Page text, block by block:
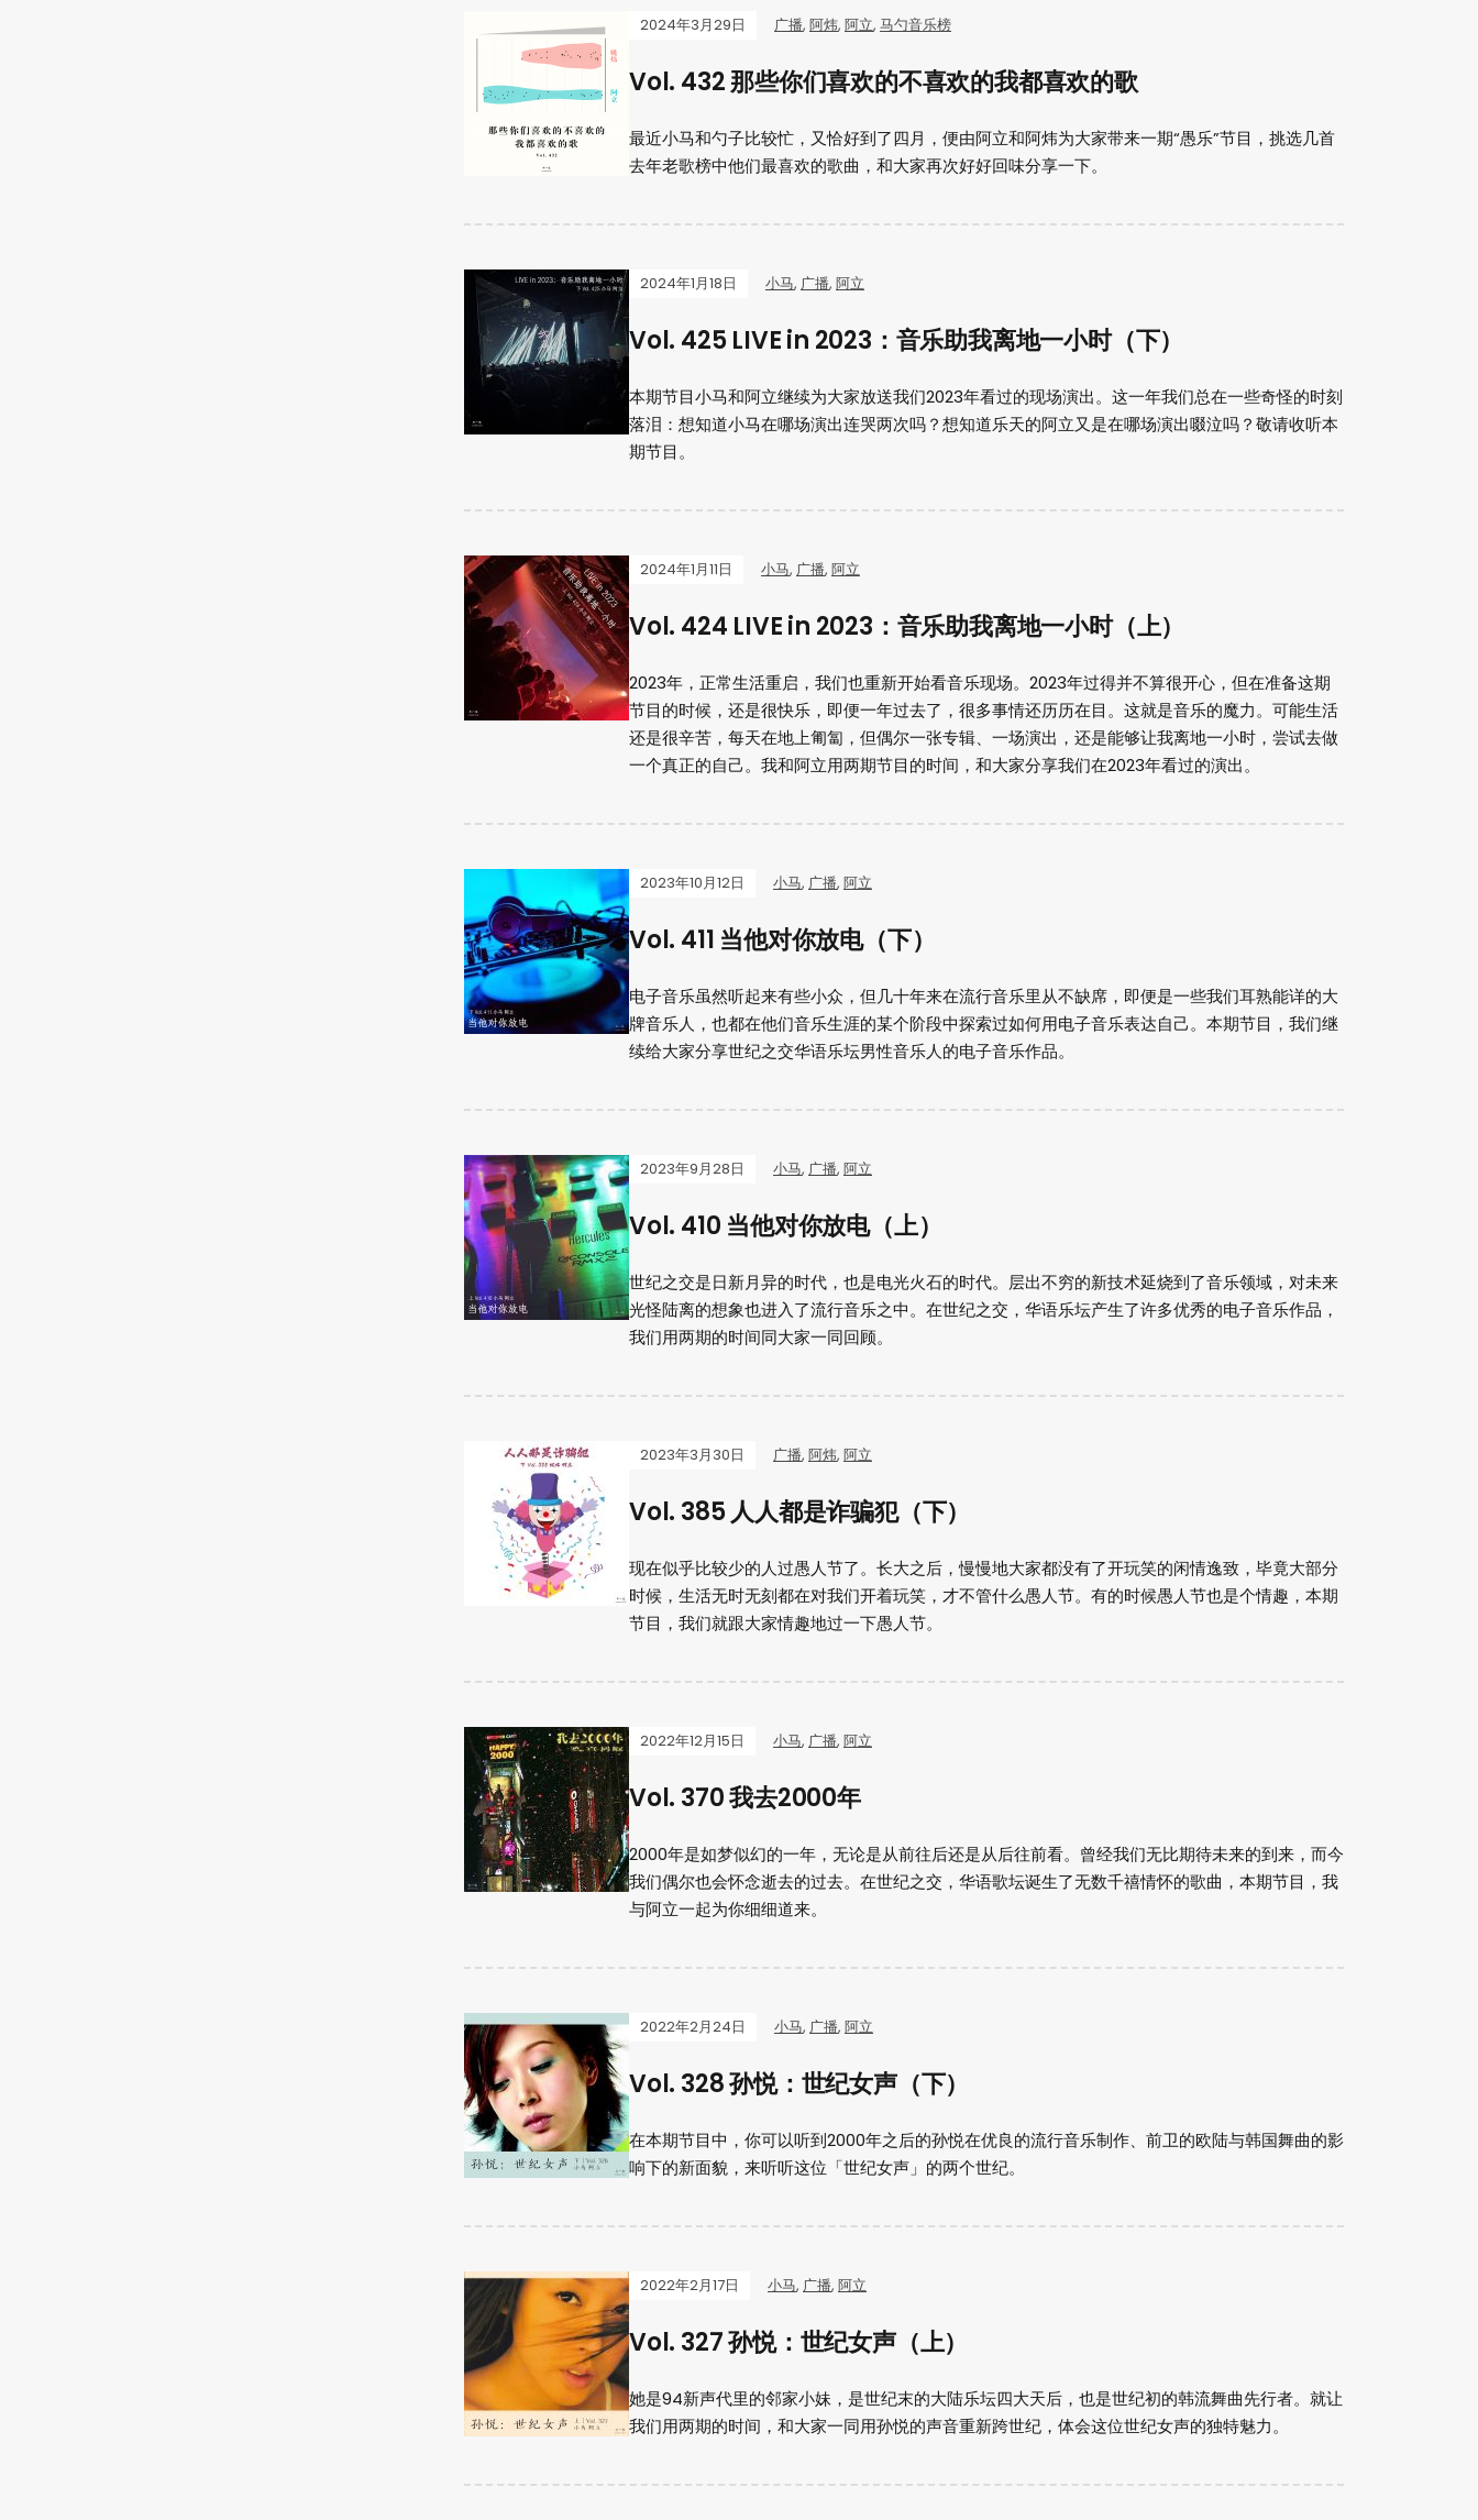
2024年3月29日 广播, 阿炜, 阿立, 马勺音乐榜
Vol. 432 那些你们喜欢的不喜欢的我都喜欢的歌
最近小马和勺子比较忙，又恰好到了四月，便由阿立和阿炜为大家带来一期“愚乐”节目，挑选几首
去年老歌榜中他们最喜欢的歌曲，和大家再次好好回味分享一下。
2024年1月18日 小马, 广播, 阿立
Vol. 425 LIVE in 2023：音乐助我离地一小时（下）
本期节目小马和阿立继续为大家放送我们2023年看过的现场演出。这一年我们总在一些奇怪的时刻
落泪：想知道小马在哪场演出连哭两次吗？想知道乐天的阿立又是在哪场演出啜泣吗？敬请收听本
期节目。
2024年1月11日 小马, 广播, 阿立
Vol. 424 LIVE in 2023：音乐助我离地一小时（上）
2023年，正常生活重启，我们也重新开始看音乐现场。2023年过得并不算很开心，但在准备这期
节目的时候，还是很快乐，即便一年过去了，很多事情还历历在目。这就是音乐的魔力。可能生活
还是很辛苦，每天在地上匍匐，但偶尔一张专辑、一场演出，还是能够让我离地一小时，尝试去做
一个真正的自己。我和阿立用两期节目的时间，和大家分享我们在2023年看过的演出。
2023年10月12日 小马, 广播, 阿立
Vol. 411 当他对你放电（下）
电子音乐虽然听起来有些小众，但几十年来在流行音乐里从不缺席，即便是一些我们耳熟能详的大
牌音乐人，也都在他们音乐生涯的某个阶段中探索过如何用电子音乐表达自己。本期节目，我们继
续给大家分享世纪之交华语乐坛男性音乐人的电子音乐作品。
2023年9月28日 小马, 广播, 阿立
Vol. 410 当他对你放电（上）
世纪之交是日新月异的时代，也是电光火石的时代。层出不穷的新技术延烧到了音乐领域，对未来
光怪陆离的想象也进入了流行音乐之中。在世纪之交，华语乐坛产生了许多优秀的电子音乐作品，
我们用两期的时间同大家一同回顾。
2023年3月30日 广播, 阿炜, 阿立
Vol. 385 人人都是诈骗犯（下）
现在似乎比较少的人过愚人节了。长大之后，慢慢地大家都没有了开玩笑的闲情逸致，毕竟大部分
时候，生活无时无刻都在对我们开着玩笑，才不管什么愚人节。有的时候愚人节也是个情趣，本期
节目，我们就跟大家情趣地过一下愚人节。
2022年12月15日 小马, 广播, 阿立
Vol. 370 我去2000年
2000年是如梦似幻的一年，无论是从前往后还是从后往前看。曾经我们无比期待未来的到来，而今
我们偶尔也会怀念逝去的过去。在世纪之交，华语歌坛诞生了无数千禧情怀的歌曲，本期节目，我
与阿立一起为你细细道来。
2022年2月24日 小马, 广播, 阿立
Vol. 328 孙悦：世纪女声（下）
在本期节目中，你可以听到2000年之后的孙悦在优良的流行音乐制作、前卫的欧陆与韩国舞曲的影
响下的新面貌，来听听这位「世纪女声」的两个世纪。
2022年2月17日 小马, 广播, 阿立
Vol. 327 孙悦：世纪女声（上）
她是94新声代里的邻家小妹，是世纪末的大陆乐坛四大天后，也是世纪初的韩流舞曲先行者。就让
我们用两期的时间，和大家一同用孙悦的声音重新跨世纪，体会这位世纪女声的独特魅力。